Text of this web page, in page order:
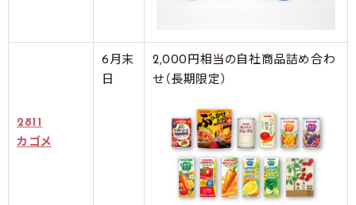
2811
カゴメ
6月末
日
2,000円相当の自社商品詰め合わ
せ（長期限定）